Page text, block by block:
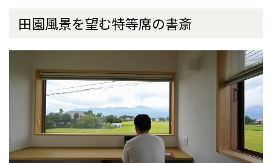
田園風景を望む特等席の書斎